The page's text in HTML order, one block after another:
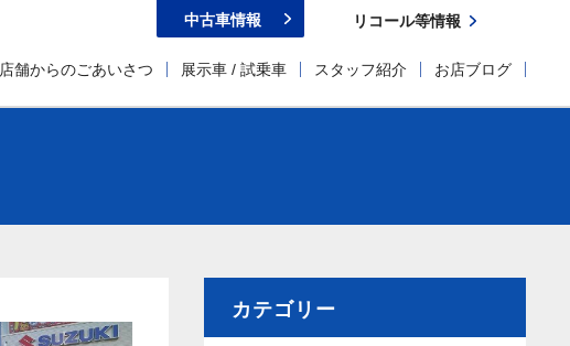
店舗からのごあいさつ 展示車 / 試乗車 スタッフ紹介 お店ブログ
中古車情報 リコール等情報
カテゴリー